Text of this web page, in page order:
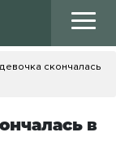
скончалась
в